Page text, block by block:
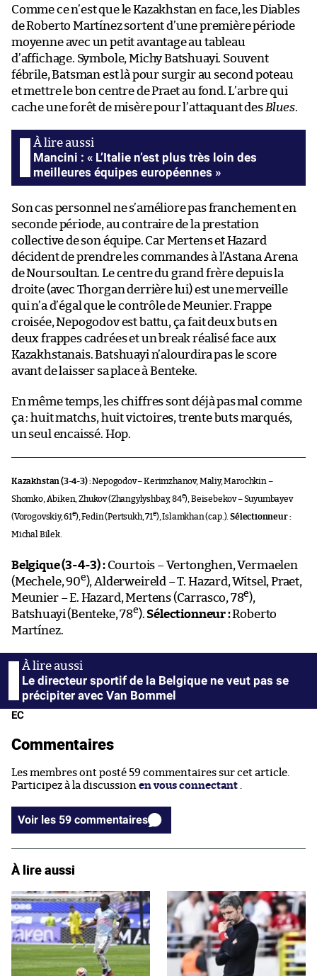
Comme ce n’est que le Kazakhstan en face, les Diables
de Roberto Martínez sortent d’une première période
moyenne avec un petit avantage au tableau
d’affichage. Symbole, Michy Batshuayi. Souvent
fébrile, Batsman est là pour surgir au second poteau
et mettre le bon centre de Praet au fond. L’arbre qui
cache une forêt de misère pour l’attaquant des Blues.
Mancini : « L’Italie n’est plus très loin des
meilleures équipes européennes »
Son cas personnel ne s’améliore pas franchement en
seconde période, au contraire de la prestation
collective de son équipe. Car Mertens et Hazard
décident de prendre les commandes à l’Astana Arena
de Noursoultan. Le centre du grand frère depuis la
droite (avec Thorgan derrière lui) est une merveille
qui n’a d’égal que le contrôle de Meunier. Frappe
croisée, Nepogodov est battu, ça fait deux buts en
deux frappes cadrées et un break réalisé face aux
Kazakhstanais. Batshuayi n’alourdira pas le score
avant de laisser sa place à Benteke.
En même temps, les chiffres sont déjà pas mal comme
ça : huit matchs, huit victoires, trente buts marqués,
un seul encaissé. Hop.
Kazakhstan (3-4-3) :Nepogodov – Kerimzhanov, Maliy, Marochkin –
Shomko, Abiken, Zhukov (Zhangylyshbay, 84e), Beisebekov – Suyumbayev
(Vorogovskiy, 61e), Fedin (Pertsukh, 71e), Islamkhan (cap.).Sélectionneur :
Michal Bilek.
Belgique (3-4-3) :Courtois – Vertonghen, Vermaelen
(Mechele, 90e), Alderweireld – T. Hazard, Witsel, Praet,
Meunier – E. Hazard, Mertens (Carrasco, 78e),
Batshuayi (Benteke, 78e). Sélectionneur :Roberto
Martínez.
Le directeur sportif de la Belgique ne veut pas se
précipiter avec Van Bommel
EC
Commentaires
Les membres ont posté 59 commentaires sur cet article.
Participez à la discussion en vous connectant
Voir les 59 commentaires
À lire aussi